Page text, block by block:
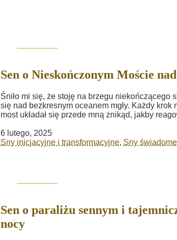
Sen o Nieskończonym Moście
Śniło mi się, że stoję na brzegu niekończącego
się nad bezkresnym oceanem mgły. Każdy krok
most układał się przede mną znikąd, jakby
6 lutego, 2025
Sny inicjacyjne i transformacyjne, Sny świadome
Sen o paraliżu sennym i
nocy